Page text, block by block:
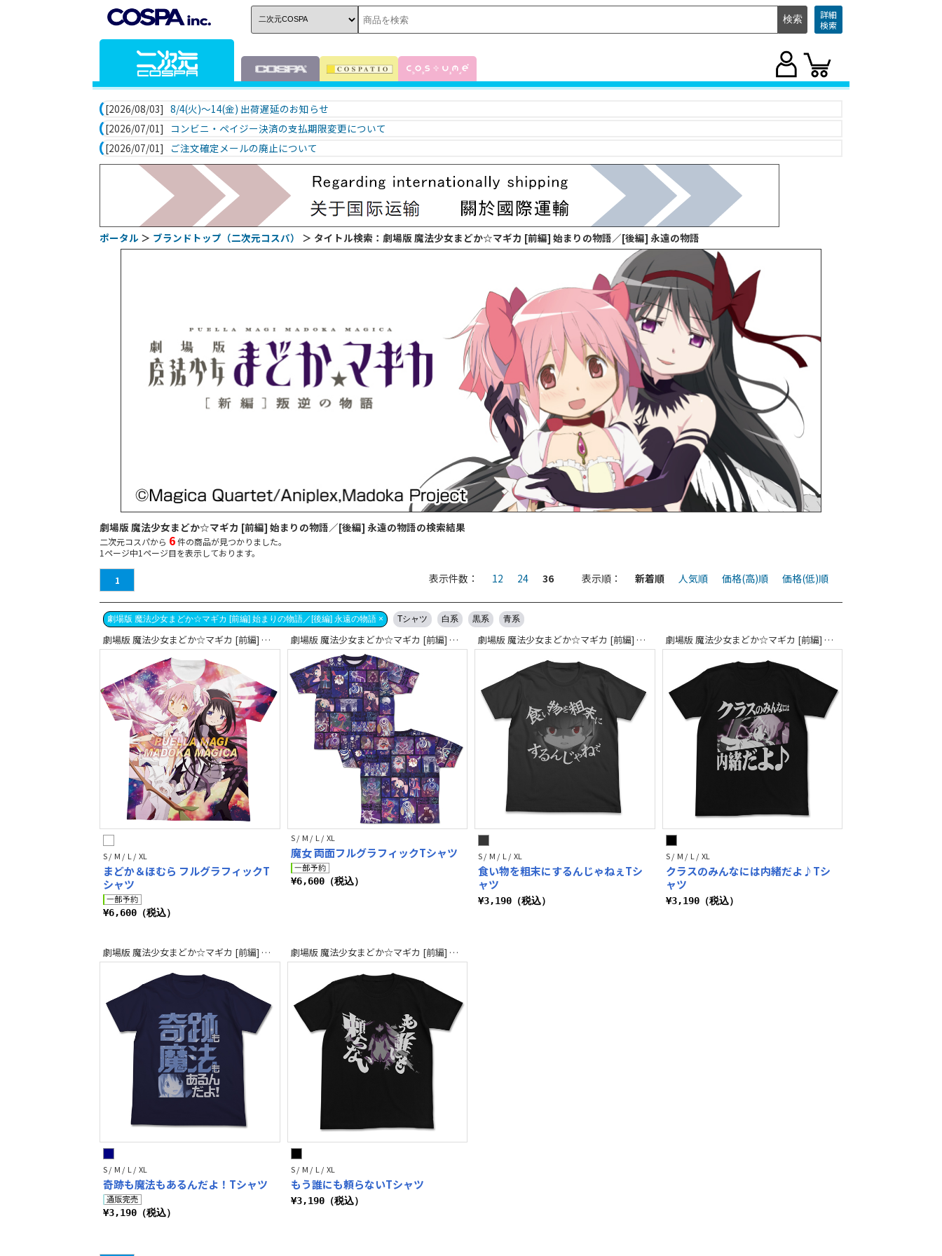
詳細
検索
[2026/08/03] 8/4(火)～14(金) 出荷遅延のお知らせ
[2026/07/01]
コンビニ・ペイジー決済の支払期限変更について
[2026/07/01]
ご注文確定メールの廃止について
ポータル ＞ ブランドトップ（二次元コスパ） ＞ タイトル検索：劇場版 魔法少女まどか☆マギカ [前編] 始まりの物語／[後編] 永遠の物語
劇場版 魔法少女まどか☆マギカ [前編] 始まりの物語／[後編] 永遠の物語の検索結果
二次元コスパから 6件の商品が見つかりました。
1 ページ中1 ページ目を表示しております。
1 表示件数： 12 24 36 表示順： 新着順 人気順 価格(高)順 価格(低)順
劇場版 魔法少女まどか☆マギカ [前編] 始まりの物語／[後編] 永遠の物語 × Tシャツ 白系 黒系 青系
劇場版 魔法少女まどか☆マギカ [前編] 始まりの物語／[後編] 永遠の物語
S / M / L / XL
まどか＆ほむら フルグラフィックT
シャツ
¥6,600（税込）
劇場版 魔法少女まどか☆マギカ [前編] 始まりの物語／[後編] 永遠の物語
S / M / L / XL
魔女 両面フルグラフィックTシャツ
¥6,600（税込）
劇場版 魔法少女まどか☆マギカ [前編] 始まりの物語／[後編] 永遠の物語
S / M / L / XL
食い物を粗末にするんじゃねぇTシ
ャツ
¥3,190（税込）
劇場版 魔法少女まどか☆マギカ [前編] 始まりの物語／[後編] 永遠の物語
S / M / L / XL
クラスのみんなには内緒だよ♪Tシ
ャツ
¥3,190（税込）
劇場版 魔法少女まどか☆マギカ [前編] 始まりの物語／[後編] 永遠の物語
S / M / L / XL
奇跡も魔法もあるんだよ！Tシャツ
¥3,190（税込）
劇場版 魔法少女まどか☆マギカ [前編] 始まりの物語／[後編] 永遠の物語
S / M / L / XL
もう誰にも頼らないTシャツ
¥3,190（税込）